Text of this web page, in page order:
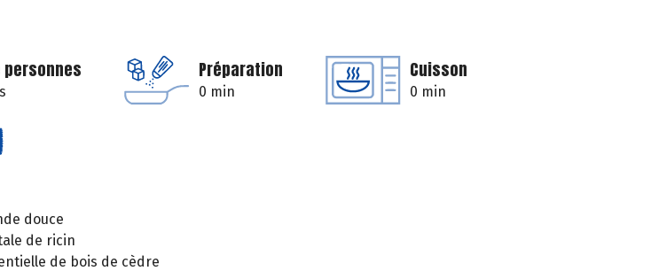
personnes Préparation
0 min
Cuisson
0 min
douce
de ricin
de bois de cèdre